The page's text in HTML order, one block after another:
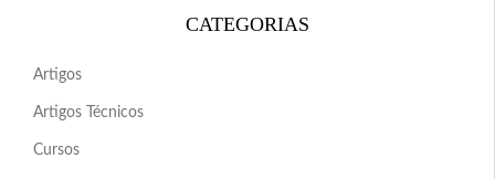
CATEGORIAS
Artigos
Artigos Técnicos
Cursos